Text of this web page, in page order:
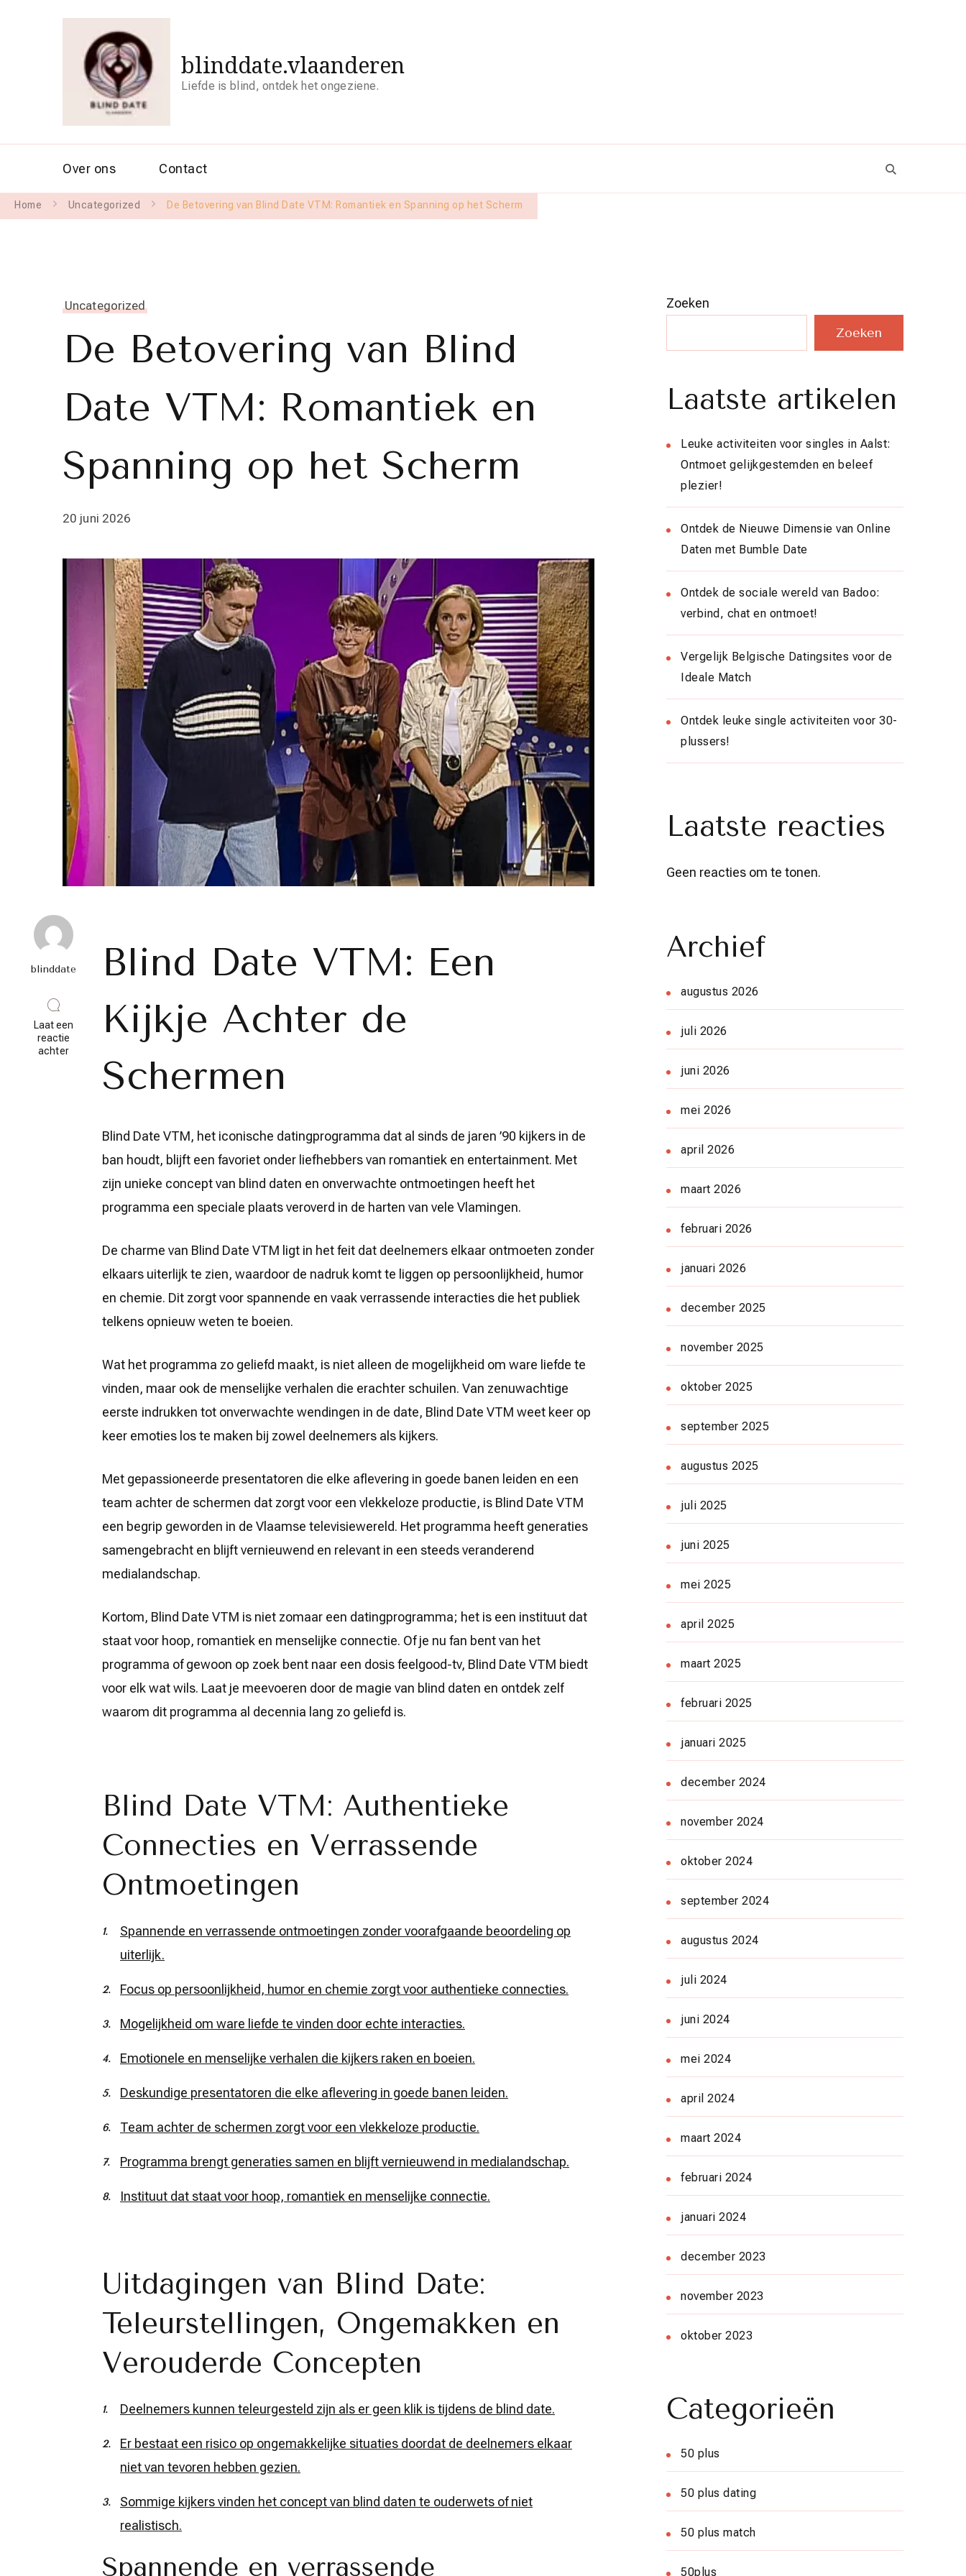
blinddate.vlaanderen
Liefde is blind, ontdek het ongeziene.
Over ons Contact
Home Uncategorized De Betovering van Blind Date VTM: Romantiek en Spanning op het Scherm
Uncategorized
De Betovering van Blind
Date VTM: Romantiek en
Spanning op het Scherm
20 juni 2026
blinddate
Laat een
reactie
achterop
Betovering
Romantiek
Spanning
Scherm
Blind Date VTM: Een
Kijkje Achter de
Schermen
Blind Date VTM, het iconische datingprogramma dat al sinds de jaren ’90 kijkers in de
ban houdt, blijft een favoriet onder liefhebbers van romantiek en entertainment. Met
zijn unieke concept van blind daten en onverwachte ontmoetingen heeft het
programma een speciale plaats veroverd in de harten van vele Vlamingen.
De charme van Blind Date VTM ligt in het feit dat deelnemers elkaar ontmoeten zonder
elkaars uiterlijk te zien, waardoor de nadruk komt te liggen op persoonlijkheid, humor
en chemie. Dit zorgt voor spannende en vaak verrassende interacties die het publiek
telkens opnieuw weten te boeien.
Wat het programma zo geliefd maakt, is niet alleen de mogelijkheid om ware liefde te
vinden, maar ook de menselijke verhalen die erachter schuilen. Van zenuwachtige
eerste indrukken tot onverwachte wendingen in de date, Blind Date VTM weet keer op
keer emoties los te maken bij zowel deelnemers als kijkers.
Met gepassioneerde presentatoren die elke aflevering in goede banen leiden en een
team achter de schermen dat zorgt voor een vlekkeloze productie, is Blind Date VTM
een begrip geworden in de Vlaamse televisiewereld. Het programma heeft generaties
samengebracht en blijft vernieuwend en relevant in een steeds veranderend
medialandschap.
Kortom, Blind Date VTM is niet zomaar een datingprogramma; het is een instituut dat
staat voor hoop, romantiek en menselijke connectie. Of je nu fan bent van het
programma of gewoon op zoek bent naar een dosis feelgood-tv, Blind Date VTM biedt
voor elk wat wils. Laat je meevoeren door de magie van blind daten en ontdek zelf
waarom dit programma al decennia lang zo geliefd is.
Blind Date VTM: Authentieke
Connecties en Verrassende
Ontmoetingen
Spannende en verrassende ontmoetingen zonder voorafgaande beoordeling op
uiterlijk.
Focus op persoonlijkheid, humor en chemie zorgt voor authentieke connecties.
Mogelijkheid om ware liefde te vinden door echte interacties.
Emotionele en menselijke verhalen die kijkers raken en boeien.
Deskundige presentatoren die elke aflevering in goede banen leiden.
Team achter de schermen zorgt voor een vlekkeloze productie.
Programma brengt generaties samen en blijft vernieuwend in medialandschap.
Instituut dat staat voor hoop, romantiek en menselijke connectie.
Uitdagingen van Blind Date:
Teleurstellingen, Ongemakken en
Verouderde Concepten
Deelnemers kunnen teleurgesteld zijn als er geen klik is tijdens de blind date.
Er bestaat een risico op ongemakkelijke situaties doordat de deelnemers elkaar
niet van tevoren hebben gezien.
Sommige kijkers vinden het concept van blind daten te ouderwets of niet
realistisch.
Spannende en verrassende
Zoeken
Zoeken
Laatste artikelen
Leuke activiteiten voor singles in Aalst:
Ontmoet gelijkgestemden en beleef
plezier!
Ontdek de Nieuwe Dimensie van Online
Daten met Bumble Date
Ontdek de sociale wereld van Badoo:
verbind, chat en ontmoet!
Vergelijk Belgische Datingsites voor de
Ideale Match
Ontdek leuke single activiteiten voor 30-
plussers!
Laatste reacties
Geen reacties om te tonen.
Archief
augustus 2026
juli 2026
juni 2026
mei 2026
april 2026
maart 2026
februari 2026
januari 2026
december 2025
november 2025
oktober 2025
september 2025
augustus 2025
juli 2025
juni 2025
mei 2025
april 2025
maart 2025
februari 2025
januari 2025
december 2024
november 2024
oktober 2024
september 2024
augustus 2024
juli 2024
juni 2024
mei 2024
april 2024
maart 2024
februari 2024
januari 2024
december 2023
november 2023
oktober 2023
Categorieën
50 plus
50 plus dating
50 plus match
50plus